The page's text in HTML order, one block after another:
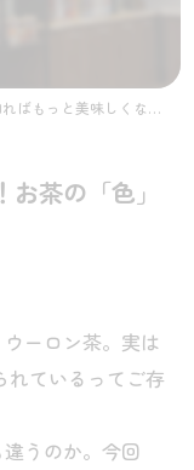
もっと美味しくなる！お茶の「色」と「香り」の不思議
茶の「色」
ーロン茶。実は
ているってご存
うのか。今回